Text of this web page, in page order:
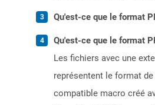
Qu'est-ce que le format
Qu'est-ce que le format
Les fichiers avec une
représentent le format
compatible macro créé